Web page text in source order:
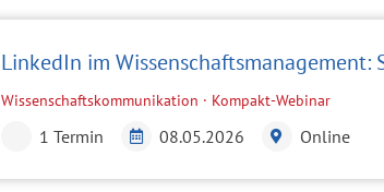
LinkedIn im
Wissenschaftskommunikation · Kompakt-Webinar
1 Termin 08.05.2026 Online